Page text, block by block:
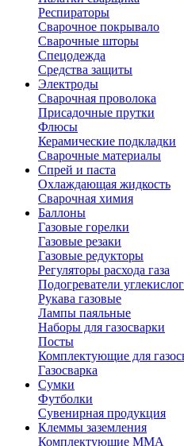
Респираторы
Сварочное покрывало
Сварочные шторы
Спецодежда
Средства защиты
Электроды
Сварочная проволока
Присадочные прутки
Флюсы
Керамические подкладки
Сварочные материалы
Спрей и паста
Охлаждающая жидкость
Сварочная химия
Баллоны
Газовые горелки
Газовые резаки
Газовые редукторы
Регуляторы расхода газа
Подогреватели
Рукава газовые
Лампы паяльные
Наборы для газосварки
Посты
Комплектующие для
Газосварка
Сумки
Футболки
Сувенирная продукция
Клеммы заземления
Комплектующие ММА